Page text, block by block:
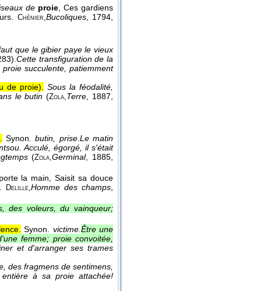
de proie, Ces gardiens
Chénier,Bucoliques, 1794,
que le gibier paye le vieux
Cette transfiguration de la
succulente, patiemment
de proie). Sous la féodalité,
le butin (Zola,Terre, 1887,
Synon.butin, prise.Le matin
Acculé, égorgé, il s'était
(Zola,Germinal, 1885,
la main, Saisit sa douce
Delille,Homme des champs,
des voleurs, du vainqueur;
Synon. victime.Être une
femme; proie convoitée,
et d'arranger ses trames
des fragmens de sentimens,
à sa proie attachée!